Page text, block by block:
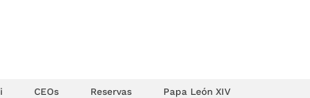
CEOs Reservas Papa León XIV